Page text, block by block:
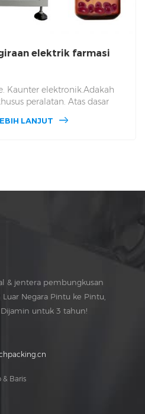
elektrik farmasi
Kaunter elektronik.Adakah
peralatan. Atas dasar
membangunkan 16B
LANJUT
& jentera pembungkusan
Negara Pintu ke Pintu,
untuk 3 tahun!
& Baris